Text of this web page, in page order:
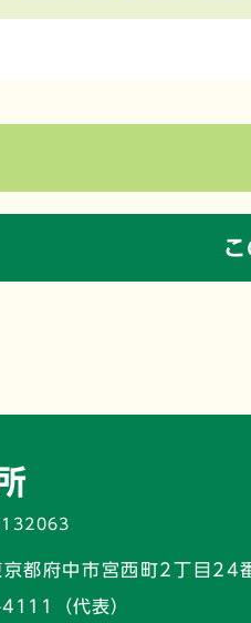
都府中市宮西町2丁目24
（代表）